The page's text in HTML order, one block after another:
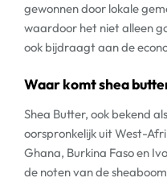
gewonnen door lokale
waardoor het niet alleen
ook bijdraagt aan de
Waar komt shea
Shea Butter, ook bekend
oorspronkelijk uit West-
Ghana, Burkina Faso en
de noten van de